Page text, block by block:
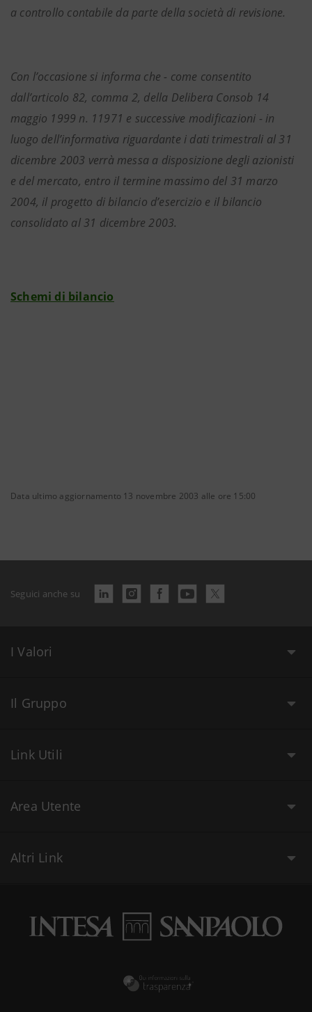
a controllo contabile da parte della società di revisione.
Con l’occasione si informa che - come consentito
dall’articolo 82, comma 2, della Delibera Consob 14
maggio 1999 n. 11971 e successive modificazioni - in
luogo dell’informativa riguardante i dati trimestrali al 31
dicembre 2003 verrà messa a disposizione degli azionisti
e del mercato, entro il termine massimo del 31 marzo
2004, il progetto di bilancio d’esercizio e il bilancio
consolidato al 31 dicembre 2003.
Schemi di bilancio
Data ultimo aggiornamento 13 novembre 2003 alle ore 15:00
Seguici anche su
I Valori
Il Gruppo
Link Utili
Area Utente
Altri Link